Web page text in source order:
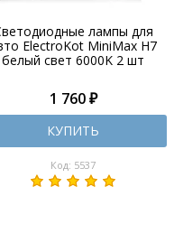
лампы для
ElectroKot MiniMax H7
белый свет 6000K 2 шт
1 760 ₽
КУПИТЬ
Код: 5537